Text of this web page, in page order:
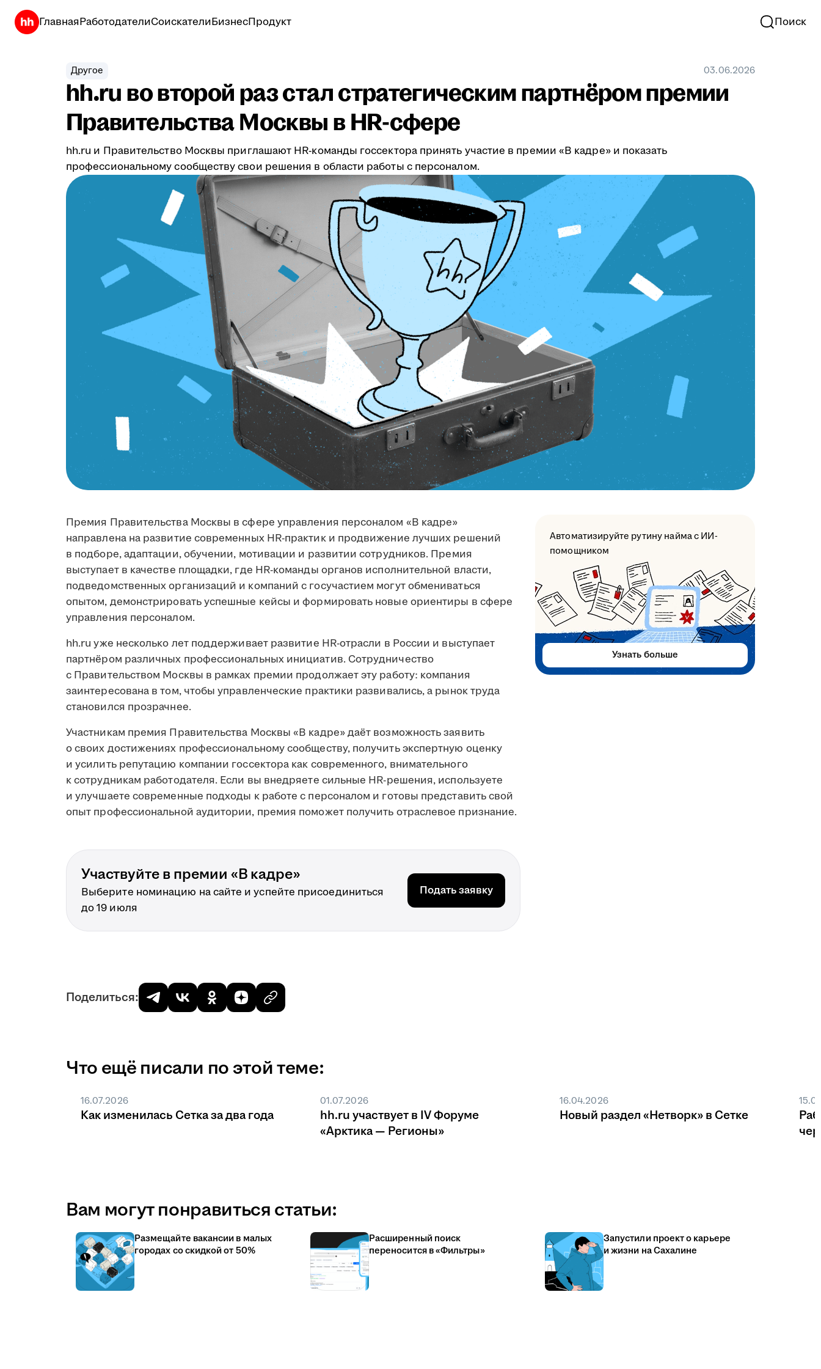
ГлавнаяРаботодателиСоискателиБизнесПродукт Поиск
Другое 03.06.2026
hh.ru во второй раз стал стратегическим партнёром премии
Правительства Москвы в HR-сфере
hh.ru и Правительство Москвы приглашают HR-команды госсектора принять участие в премии «В кадре» и показать
профессиональному сообществу свои решения в области работы с персоналом.
Премия Правительства Москвы в сфере управления персоналом «В кадре»
направлена на развитие современных HR-практик и продвижение лучших решений
в подборе, адаптации, обучении, мотивации и развитии сотрудников. Премия
выступает в качестве площадки, где HR-команды органов исполнительной власти,
подведомственных организаций и компаний с госучастием могут обмениваться
опытом, демонстрировать успешные кейсы и формировать новые ориентиры в сфере
управления персоналом.
hh.ru уже несколько лет поддерживает развитие HR-отрасли в России и выступает
партнёром различных профессиональных инициатив. Сотрудничество
с Правительством Москвы в рамках премии продолжает эту работу: компания
заинтересована в том, чтобы управленческие практики развивались, а рынок труда
становился прозрачнее.
Участникам премия Правительства Москвы «В кадре» даёт возможность заявить
о своих достижениях профессиональному сообществу, получить экспертную оценку
и усилить репутацию компании госсектора как современного, внимательного
к сотрудникам работодателя. Если вы внедряете сильные HR-решения, используете
и улучшаете современные подходы к работе с персоналом и готовы представить свой
опыт профессиональной аудитории, премия поможет получить отраслевое признание.
Участвуйте в премии «В кадре»
Выберите номинацию на сайте и успейте присоединиться
до 19 июля
Подать заявку
Автоматизируйте рутину найма с ИИ-
помощником
Узнать больше
Поделиться:
Что ещё писали по этой теме:
16.07.2026
Как изменилась Сетка за два года
01.07.2026
hh.ru участвует в IV Форуме
«Арктика — Регионы»
16.04.2026
Новый раздел «Нетворк» в Сетке
Вам могут понравиться статьи:
Размещайте вакансии в малых
городах со скидкой от 50%
Расширенный поиск
переносится в «Фильтры»
Запустили проект о карьере
и жизни на Сахалине